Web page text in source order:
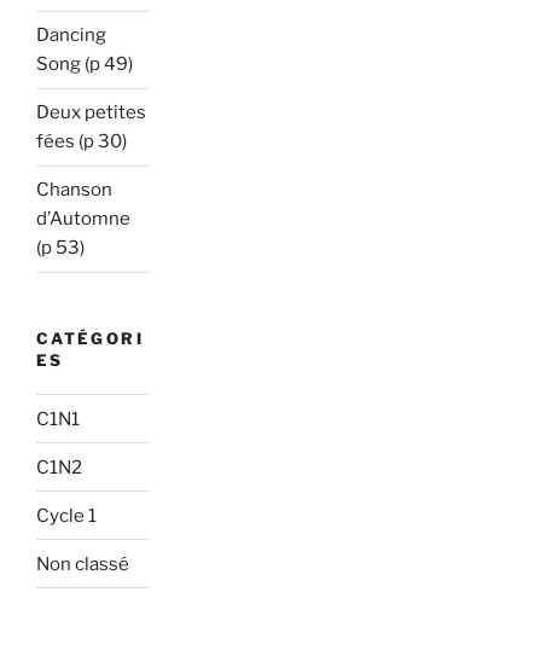
Dancing
Song (p 49)
Deux petites
fées (p 30)
Chanson
d’Automne
(p 53)
CATÉGORI
ES
C1N1
C1N2
Cycle 1
Non classé